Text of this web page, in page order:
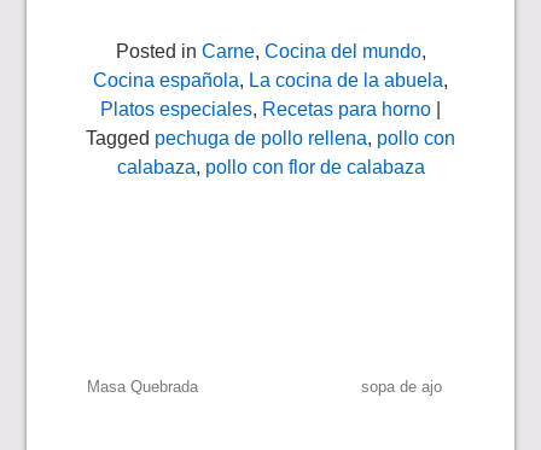
Posted in Carne, Cocina del mundo,
Cocina española, La cocina de la abuela,
Platos especiales, Recetas para horno
Tagged pechuga de pollo rellena, pollo con
calabaza, pollo con flor de calabaza
Navegación
Masa Quebrada sopa de ajo